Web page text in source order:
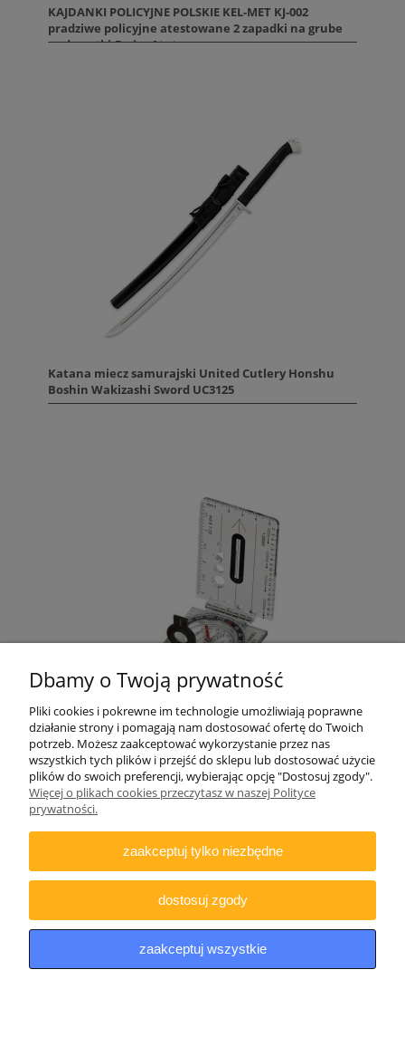
KAJDANKI POLICYJNE POLSKIE KEL-MET KJ-002
pradziwe policyjne atestowane 2 zapadki na grube
nadgarstki.Duże. Atet
Katana miecz samurajski United Cutlery Honshu
Boshin Wakizashi Sword UC3125
Kompas turystyczny namapowy EXP52 Explorer
Scout Sighting Compas
Dbamy o Twoją prywatność
Pliki cookies i pokrewne im technologie umożliwiają poprawne
działanie strony i pomagają nam dostosować ofertę do Twoich
potrzeb. Możesz zaakceptować wykorzystanie przez nas
wszystkich tych plików i przejść do sklepu lub dostosować użycie
plików do swoich preferencji, wybierając opcję "Dostosuj zgody".
Więcej o plikach cookies przeczytasz w naszej Polityce
prywatności.
zaakceptuj tylko niezbędne
dostosuj zgody
zaakceptuj wszystkie